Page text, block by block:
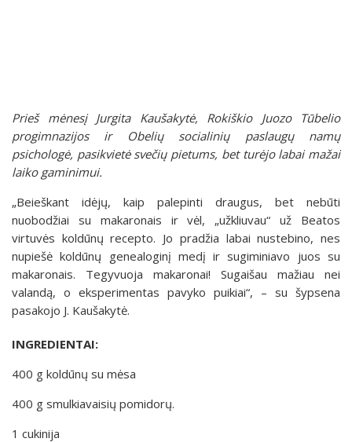
Prieš mėnesį Jurgita Kaušakytė, Rokiškio Juozo Tūbelio
progimnazijos ir Obelių socialinių paslaugų namų
psichologė, pasikvietė svečių pietums, bet turėjo labai mažai
laiko gaminimui.
„Beieškant idėjų, kaip palepinti draugus, bet nebūti
nuobodžiai su makaronais ir vėl, „užkliuvau“ už Beatos
virtuvės koldūnų recepto. Jo pradžia labai nustebino, nes
nupiešė koldūnų genealoginį medį ir sugiminiavo juos su
makaronais. Tegyvuoja makaronai! Sugaišau mažiau nei
valandą, o eksperimentas pavyko puikiai“, – su šypsena
pasakojo J. Kaušakytė.
INGREDIENTAI:
400 g koldūnų su mėsa
400 g smulkiavaisių pomidorų.
1 cukinija